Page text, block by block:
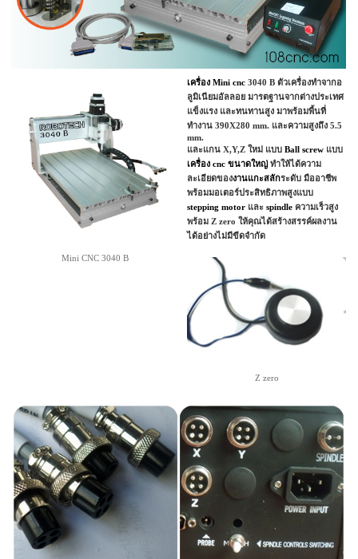
Mini CNC 3040 B
เครื่อง Mini cnc 3040 B ตัวเครื่องทำจากอ
ลูมิเนียมอัลลอย มารตฐานจากต่างประเทศ
แข็งแรง และทนทานสูง มาพร้อมพื้นที่
ทำงาน 390X280 mm. และความสูงถึง 5.5
mm.
และแกน X,Y,Z ใหม่ แบบBall screw แบบ
เครื่อง cnc ขนาดใหญ่ทำให้ได้ความ
ละเอียดของงานแกะสลักระดับ มืออาชีพ
พร้อมมอเตอร์ประสิทธิภาพสูงแบบ
stepping motor และspindle ความเร็วสูง
พร้อม Z zero ให้คุณได้สร้างสรรค์ผลงาน
ได้อย่างไม่มีขีดจำกัด
Z zero